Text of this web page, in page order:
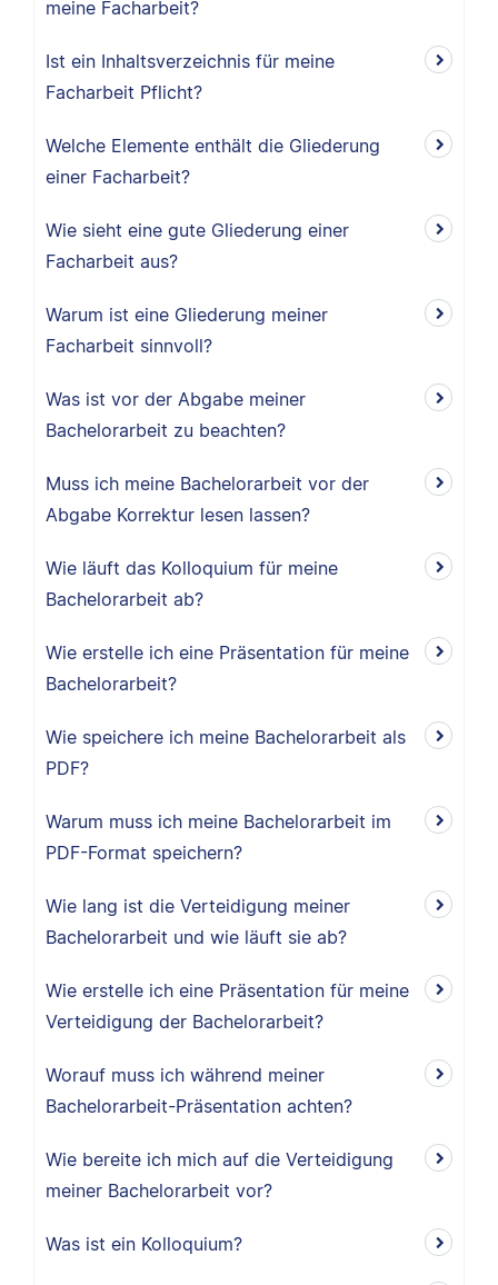
meine Facharbeit?
Ist ein Inhaltsverzeichnis für meine
Facharbeit Pflicht?
Welche Elemente enthält die Gliederung
einer Facharbeit?
Wie sieht eine gute Gliederung einer
Facharbeit aus?
Warum ist eine Gliederung meiner
Facharbeit sinnvoll?
Was ist vor der Abgabe meiner
Bachelorarbeit zu beachten?
Muss ich meine Bachelorarbeit vor der
Abgabe Korrektur lesen lassen?
Wie läuft das Kolloquium für meine
Bachelorarbeit ab?
Wie erstelle ich eine Präsentation für meine
Bachelorarbeit?
Wie speichere ich meine Bachelorarbeit als
PDF?
Warum muss ich meine Bachelorarbeit im
PDF-Format speichern?
Wie lang ist die Verteidigung meiner
Bachelorarbeit und wie läuft sie ab?
Wie erstelle ich eine Präsentation für meine
Verteidigung der Bachelorarbeit?
Worauf muss ich während meiner
Bachelorarbeit-Präsentation achten?
Wie bereite ich mich auf die Verteidigung
meiner Bachelorarbeit vor?
Was ist ein Kolloquium?